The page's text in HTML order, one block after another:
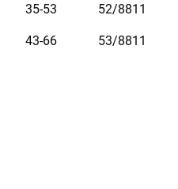
35-53 52/8811
43-66 53/8811